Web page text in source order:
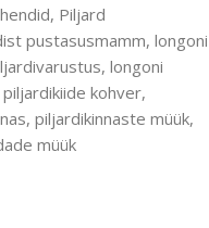
, Piljard
pustasusmamm, longoni
, longoni
piljardikiide kohver,
, piljardikinnaste müük,
müük